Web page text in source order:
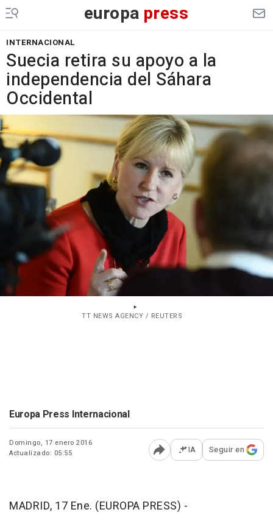
europa press
INTERNACIONAL
Suecia retira su apoyo a la
independencia del Sáhara
Occidental
TT NEWS AGENCY / REUTERS
Europa Press Internacional
Domingo, 17 enero 2016
Actualizado: 05:55
Abrir opciones para
IA Seguir en
MADRID, 17 Ene. (EUROPA PRESS) -